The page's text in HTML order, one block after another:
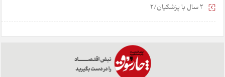
2 سال با پزشکیان/2